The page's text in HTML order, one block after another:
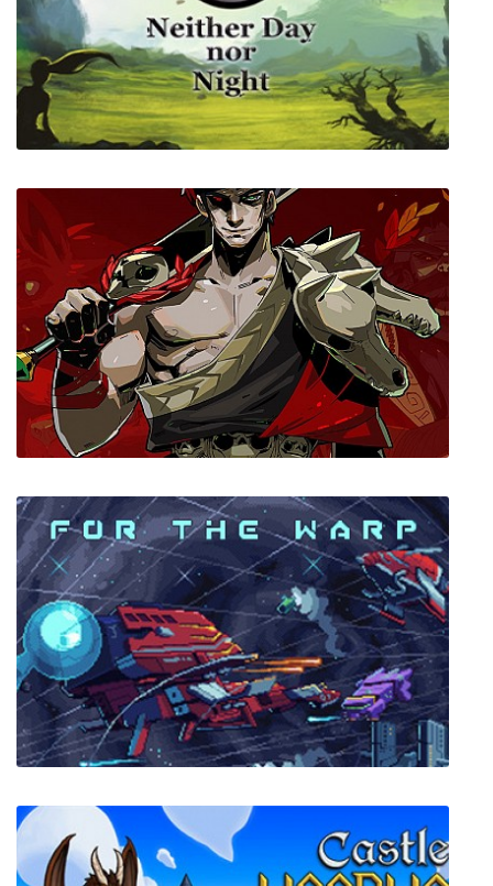
Tech Support: Error Unknown
Neither Day nor Night
Hades